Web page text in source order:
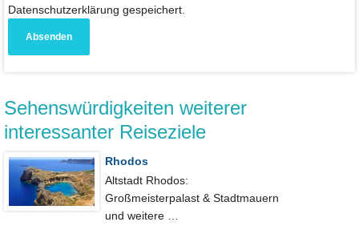
Datenschutzerklärung gespeichert.
Sehenswürdigkeiten weiterer
interessanter Reiseziele
Rhodos
Altstadt Rhodos:
Großmeisterpalast & Stadtmauern
und weitere …